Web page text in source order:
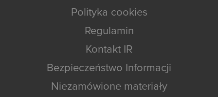
Polityka cookies
Regulamin
Kontakt IR
Bezpieczeństwo Informacji
Niezamówione materiały